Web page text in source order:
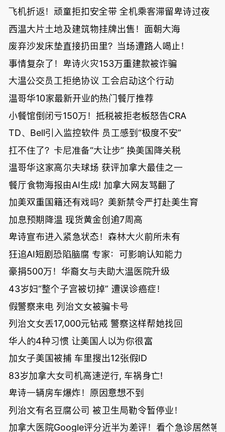
飞机折返！顽童拒扣安全带 全机乘客滞留卑诗过夜
西温大片土地及建筑物挂牌出售！面朝大海
废弃沙发床垫直接扔田里？当场遭路人喝止！
事情复杂了！卑诗火灾153万重建款被诈骗
大温公交员工拒绝协议 工会启动这个行动
温哥华10家最新开业的热门餐厅推荐
小餐馆倒闭亏150万！抵税被拒老板怒告CRA
TD、Bell引入监控软件 员工感到“极度不安”
扛不住了？卡尼准备“大让步” 换美国降关税
温哥华这家高尔夫球场 获评加拿大最佳之一
餐厅食物海报由AI生成! 加拿大网友骂翻了
加美双重国籍还有戏吗？美新禁令严打赴美生育
加息预期降温 现货黄金创逾7周高
卑诗宣布进入紧急状态！森林大火前所未有
狂追AI短剧恐陷脑腐 专家：可影响认知能力
豪捐500万！华裔女与夫助大温医院升级
43岁妇“整个子宫被切掉” 遭误诊癌症！
假警察来电 列治文女被骗卡号
列治文女丢17,000元钻戒 警察这样帮她找回
华人的4种习惯 让美国人以为你很富
加女子美国被捕 车里搜出12张假ID
83岁加拿大女司机高速逆行, 车祸身亡!
卑诗一辆房车爆炸！原因意想不到
列治文有名豆腐公司 被卫生局勒令暂停业！
加拿大医院Google评分近半为差评！看个急诊居然等